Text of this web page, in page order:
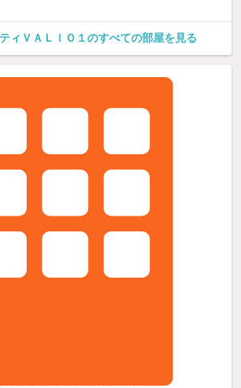
ィＶＡＬＩＯ１のすべての部屋を見る